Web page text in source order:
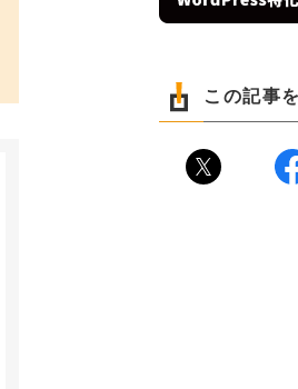
この記事